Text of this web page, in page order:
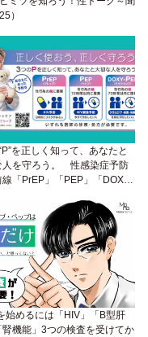
）
を正しく知って、あなたと
人を守ろう。 性感染症予防
線「PrEP」「PEP」「DOXY-
始めるには「HIV」「B型肝
腎機能」3つの検査を受けてか